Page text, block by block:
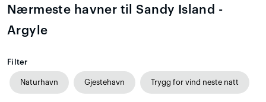
Nærmeste havner til Sandy Island -
Argyle
Filter
Naturhavn Gjestehavn Trygg for vind neste natt